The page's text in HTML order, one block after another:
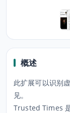
概述
此扩展可以识别
见。
Trusted Times